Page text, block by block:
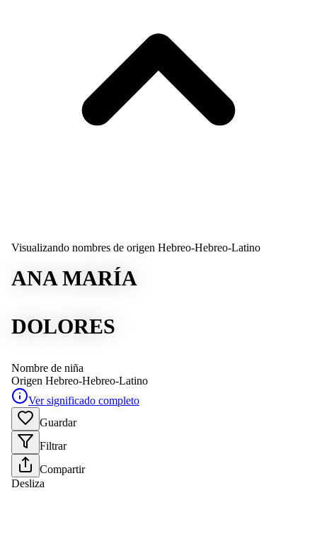
Visualizando nombres de origen Hebreo-Hebreo-Latino
ANA MARÍA
DOLORES
Nombre de niña
Origen Hebreo-Hebreo-Latino
Ver significado completo
Guardar
Filtrar
Compartir
Desliza